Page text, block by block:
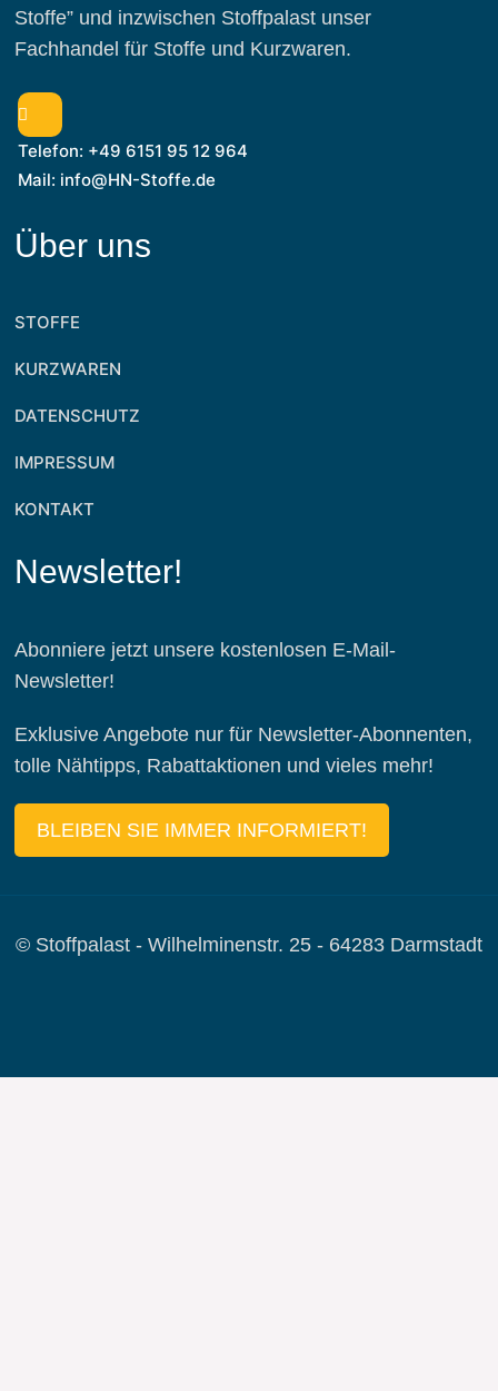
Stoffe” und inzwischen Stoffpalast unser
Fachhandel für Stoffe und Kurzwaren.
Telefon: +49 6151 95 12 964
Mail: info@HN-Stoffe.de
Über uns
STOFFE
KURZWAREN
DATENSCHUTZ
IMPRESSUM
KONTAKT
Newsletter!
Abonniere jetzt unsere kostenlosen E-Mail-
Newsletter!
Exklusive Angebote nur für Newsletter-Abonnenten,
tolle Nähtipps, Rabattaktionen und vieles mehr!
BLEIBEN SIE IMMER INFORMIERT!
© Stoffpalast - Wilhelminenstr. 25 - 64283 Darmstadt